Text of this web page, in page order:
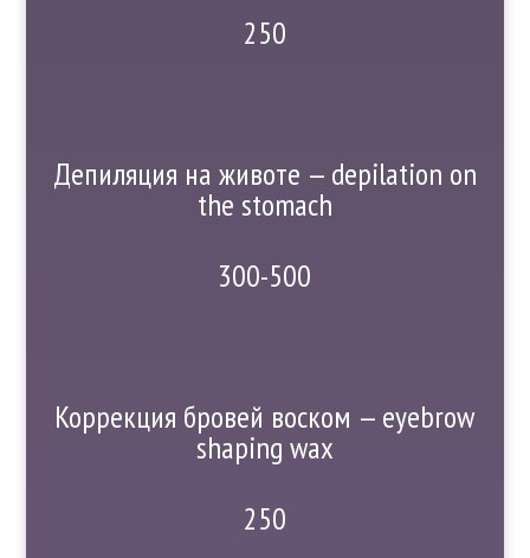
250
Депиляция на животе — depilation on
the stomach
300-500
Коррекция бровей воском — eyebrow
shaping wax
250